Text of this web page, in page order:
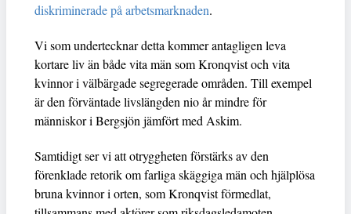
diskriminerade på arbetsmarknaden.
Vi som undertecknar detta kommer antagligen leva
kortare liv än både vita män som Kronqvist och vita
kvinnor i välbärgade segregerade områden. Till exempel
är den förväntade livslängden nio år mindre för
människor i Bergsjön jämfört med Askim.
Samtidigt ser vi att otryggheten förstärks av den
förenklade retorik om farliga skäggiga män och hjälplösa
bruna kvinnor i orten, som Kronqvist förmedlat,